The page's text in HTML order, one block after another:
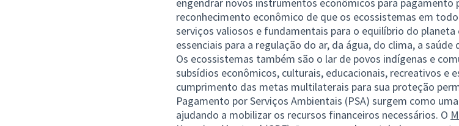
reconhecimento econômico de que os ecossistemas em
serviços valiosos e fundamentais para o equilíbrio do
essenciais para a regulação do ar, da água, do clima, a saúde
Os ecossistemas também são o lar de povos indígenas e
subsídios econômicos, culturais, educacionais, recreativos e
cumprimento das metas multilaterais para sua proteção
Pagamento por Serviços Ambientais (PSA) surgem como
ajudando a mobilizar os recursos financeiros necessários. O